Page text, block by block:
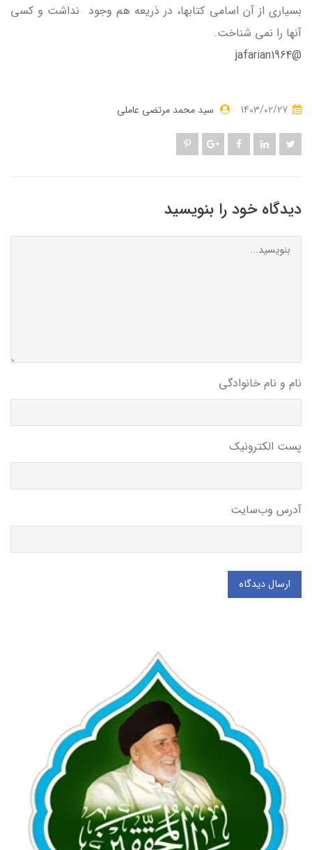
بسیاری از آن اسامی کتابها، در ذریعه هم وجود نداشت و کسی
آنها را نمی شناخت.
@jafarian1964
سید محمد مرتضی عاملی
دیدگاه خود را بنویسید
نام و نام خانوادگی
پست الکترونیک
آدرس وب‌سایت
ارسال دیدگاه